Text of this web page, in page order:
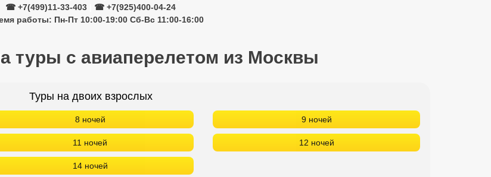
☎ +7(499)11-33-403
☎ +7(925)400-04-24
работы: Пн-Пт 10:00-19:00 Сб-Вс 11:00-16:00
туры с авиаперелетом из Москвы
Туры на двоих взрослых
8 ночей 9 ночей
11 ночей 12 ночей
14 ночей